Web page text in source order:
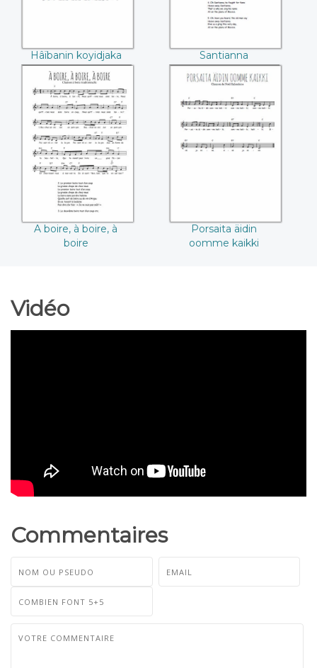
Hâïbanin koyidjaka Santianna
A boire, à boire, à
boire
A boire, à boire, à
boire
Porsaita äidin
oomme kaikki
Porsaita äidin
oomme kaikki
Vidéo
Commentaires